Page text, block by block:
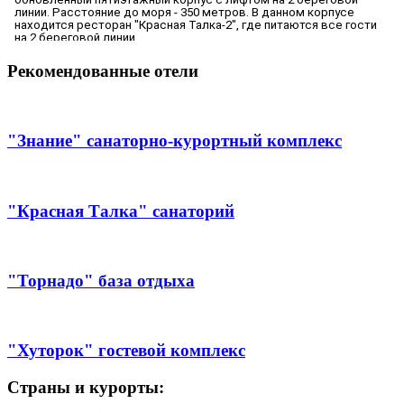
Рекомендованные отели
"Знание" санаторно-курортный комплекс
"Красная Талка" санаторий
"Торнадо" база отдыха
"Хуторок" гостевой комплекс
Страны и курорты: